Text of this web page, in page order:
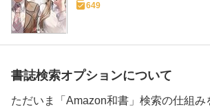
649
書誌検索オプションについて
ただいま「Amazon和書」検索の仕組み